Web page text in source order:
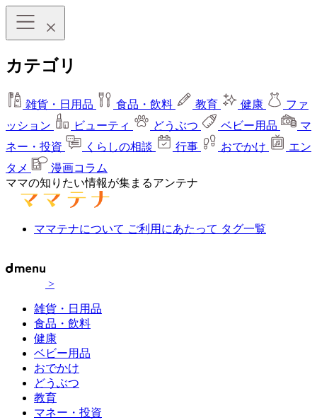
カテゴリ
雑貨・日用品 食品・飲料 教育 健康
ファ
ッション
ビューティ どうぶつ ベビー用品
マ
ネー・投資
くらしの相談 行事 おでかけ
エン
タメ
漫画コラム
ママの知りたい情報が集まるアンテナ
ママテナについて ご利用にあたって タグ一覧
>
雑貨・日用品
食品・飲料
健康
ベビー用品
おでかけ
どうぶつ
教育
マネー・投資